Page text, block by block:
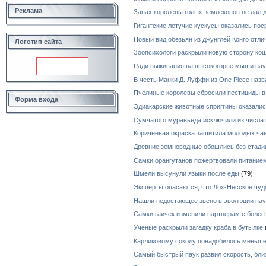
Реклама
Логотип сайта
Форма входа
Запах королевы голых землекопов не дал
Гигантские летучие кускусы оказались
Новый вид обезьян из джунглей Конго
Зоопсихологи раскрыли новую сторону
Ради выживания на высокогорье мыши
В честь Манки Д. Луффи из One Piece
Пчелиные королевы сбросили пестициды
Эдиакарские животные сприггины
Сумчатого муравьеда исключили из
Коричневая окраска защитила молодых
Древние земноводные обошлись без
Самки орангутанов пожертвовали
Шмели высунули языки после еды (79)
Эксперты опасаются, что Лох-Несское
Нашли недостающее звено в эволюции
Самки гаичек изменили партнерам с
Ученые раскрыли загадку краба в бутылке
Карликовому соколу понадобилось
Самый быстрый паук развил скорость,